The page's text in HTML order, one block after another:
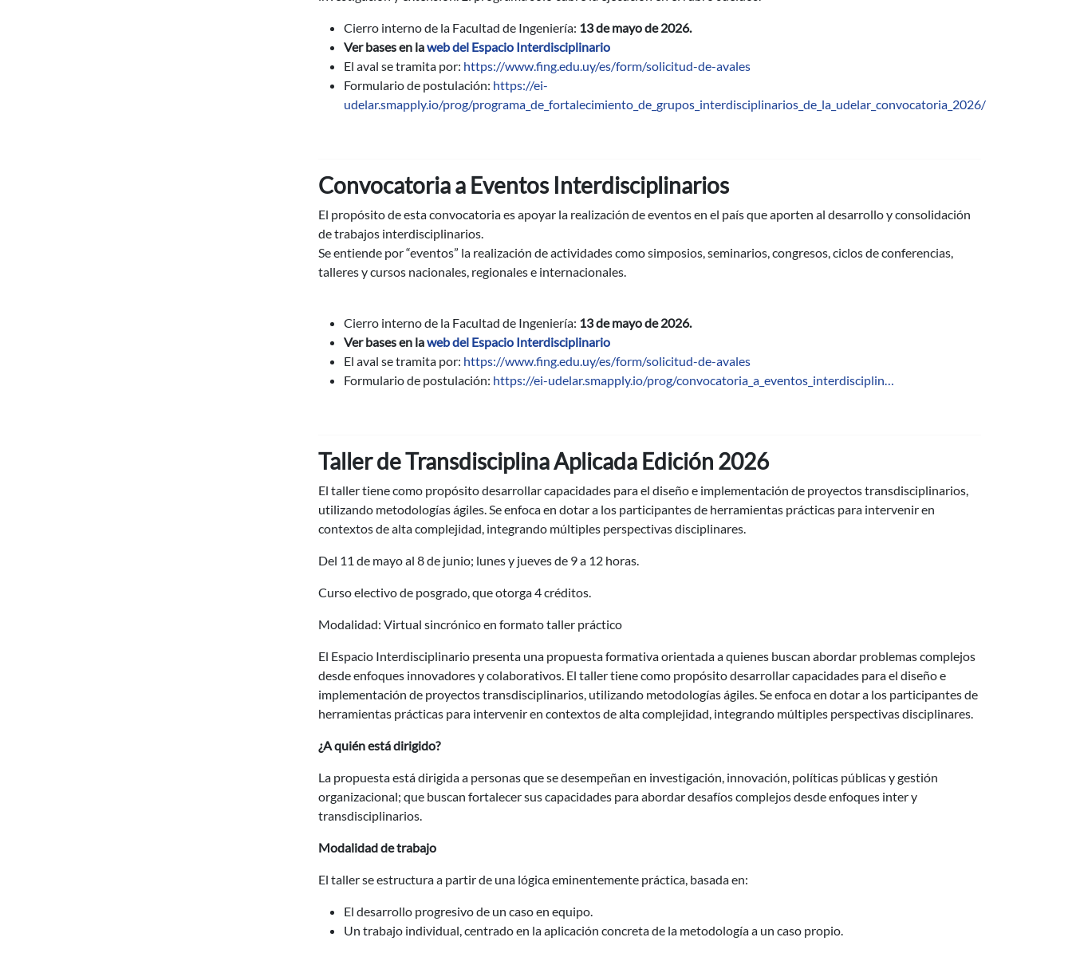
Cierro interno de la Facultad de Ingeniería: 13 de mayo de 2026.
Ver bases en laweb del Espacio Interdisciplinario
El aval se tramita por: https://www.fing.edu.uy/es/form/solicitud-de-avales
Formulario de postulación: https://ei-
udelar.smapply.io/prog/programa_de_fortalecimiento_de_grupos_interdisciplinarios_de_la_udelar_convocatoria_2026/
Convocatoria a Eventos Interdisciplinarios
El propósito de esta convocatoria es apoyar la realización de eventos en el país que aporten al desarrollo y consolidación
de trabajos interdisciplinarios.
Se entiende por “eventos” la realización de actividades como simposios, seminarios, congresos, ciclos de conferencias,
talleres y cursos nacionales, regionales e internacionales.
Cierro interno de la Facultad de Ingeniería: 13 de mayo de 2026.
Ver bases en laweb del Espacio Interdisciplinario
El aval se tramita por: https://www.fing.edu.uy/es/form/solicitud-de-avales
Formulario de postulación: https://ei-udelar.smapply.io/prog/convocatoria_a_eventos_interdisciplin…
Taller de Transdisciplina Aplicada Edición 2026
El taller tiene como propósito desarrollar capacidades para el diseño e implementación de proyectos transdisciplinarios,
utilizando metodologías ágiles. Se enfoca en dotar a los participantes de herramientas prácticas para intervenir en
contextos de alta complejidad, integrando múltiples perspectivas disciplinares.
Del 11 de mayo al 8 de junio; lunes y jueves de 9 a 12 horas.
Curso electivo de posgrado, que otorga 4 créditos.
Modalidad: Virtual sincrónico en formato taller práctico
El Espacio Interdisciplinario presenta una propuesta formativa orientada a quienes buscan abordar problemas complejos
desde enfoques innovadores y colaborativos. El taller tiene como propósito desarrollar capacidades para el diseño e
implementación de proyectos transdisciplinarios, utilizando metodologías ágiles. Se enfoca en dotar a los participantes de
herramientas prácticas para intervenir en contextos de alta complejidad, integrando múltiples perspectivas disciplinares.
¿A quién está dirigido?
La propuesta está dirigida a personas que se desempeñan en investigación, innovación, políticas públicas y gestión
organizacional; que buscan fortalecer sus capacidades para abordar desafíos complejos desde enfoques inter y
transdisciplinarios.
Modalidad de trabajo
El taller se estructura a partir de una lógica eminentemente práctica, basada en:
El desarrollo progresivo de un caso en equipo.
Un trabajo individual, centrado en la aplicación concreta de la metodología a un caso propio.